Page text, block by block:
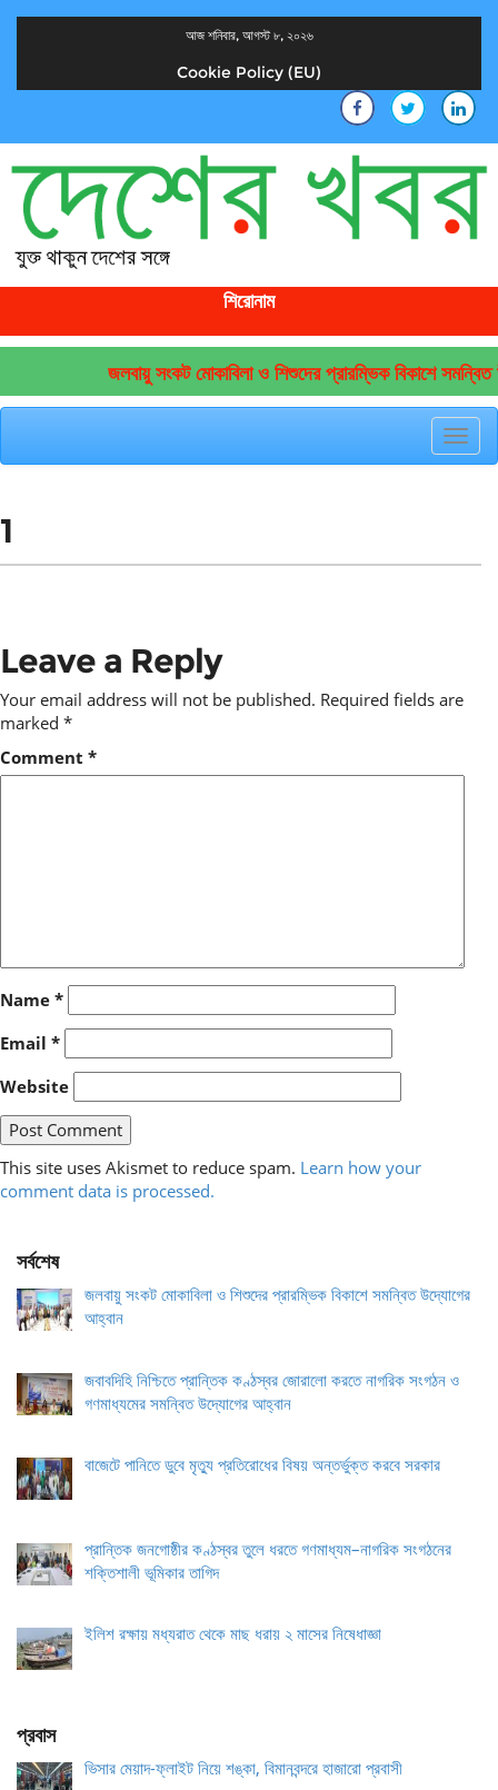
আজ শনিবার, আগস্ট ৮, ২০২৬
Cookie Policy (EU)
শিরোনাম
জলবায়ু সংকট মোকাবিলা ও শিশুদের প্রারম্ভিক বিকাশে সমন্বিত
1
Leave a Reply
Your email address will not be published. Required fields are
marked *
Comment *
Name *
Email *
Website
This site uses Akismet to reduce spam. Learn how your
comment data is processed.
সর্বশেষ
জলবায়ু সংকট মোকাবিলা ও শিশুদের প্রারম্ভিক বিকাশে সমন্বিত উদ্যোগের
আহ্বান
জবাবদিহি নিশ্চিতে প্রান্তিক কণ্ঠস্বর জোরালো করতে নাগরিক সংগঠন ও
গণমাধ্যমের সমন্বিত উদ্যোগের আহ্বান
বাজেটে পানিতে ডুবে মৃত্যু প্রতিরোধের বিষয় অন্তর্ভুক্ত করবে সরকার
প্রান্তিক জনগোষ্ঠীর কণ্ঠস্বর তুলে ধরতে গণমাধ্যম–নাগরিক সংগঠনের
শক্তিশালী ভূমিকার তাগিদ
ইলিশ রক্ষায় মধ্যরাত থেকে মাছ ধরায় ২ মাসের নিষেধাজ্ঞা
প্রবাস
ভিসার মেয়াদ-ফ্লাইট নিয়ে শঙ্কা, বিমানবন্দরে হাজারো প্রবাসী